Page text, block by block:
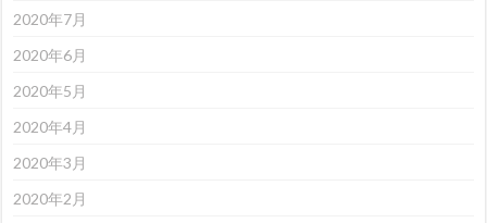
2020年7月
2020年6月
2020年5月
2020年4月
2020年3月
2020年2月